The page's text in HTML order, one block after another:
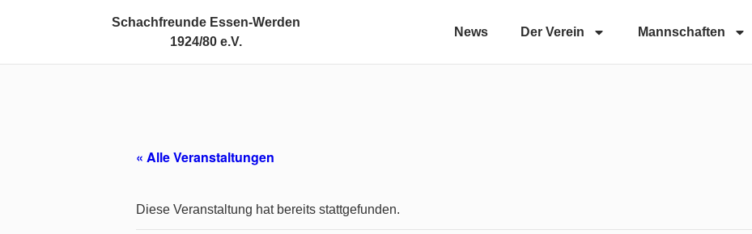
Schachfreunde Essen-Werden
1924/80 e.V.
News Der Verein Mannschaften
« Alle Veranstaltungen
Diese Veranstaltung hat bereits stattgefunden.